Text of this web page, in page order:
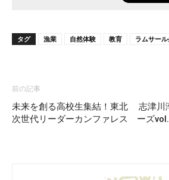
タグ 漁業 自然体験 教育 ラムサー
前の記事
未来を創る高校生集結！東北
次世代リーダーカンファレス
志津川
ーズ